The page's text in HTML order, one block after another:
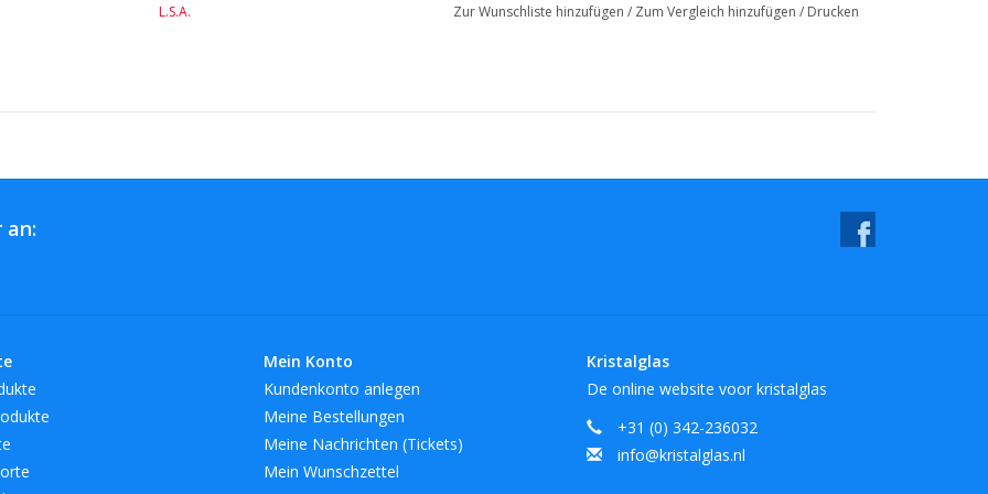
L.S.A. Zur Wunschliste hinzufügen / Zum Vergleich hinzufügen / Drucken
Mein Konto
Kundenkonto anlegen
Meine Bestellungen
Meine Nachrichten (Tickets)
Mein Wunschzettel
Kristalglas
De online website voor kristalglas
+31 (0) 342-236032
info@kristalglas.nl